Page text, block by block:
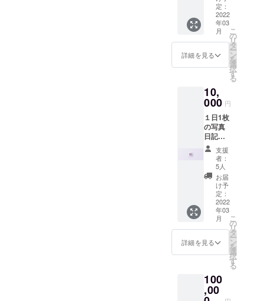
広告を
掲載致
しま
す。 メ
イン
ユー
ザーは
リーチ
の難し
い層の
方向け
に広告
が出せ
ます。
インプ
レッ
ション
回数、
もしく
はク
リック
回数ど
ちらか
到達ま
（CPM
：400
円） 10
定：
2022
年03
月
詳細を見る
こ
の
リ
タ
ー
ン
を
選
択
す
る
10,
000 円
１日1枚
の写真
日記
webア
プリ
「gran
ma」内
でweb
広告を
掲載致
しま
す。 メ
イン
ユー
ザーは
リーチ
の難し
い層の
支援
者：
5人
お届
け予
定：
2022
年03
月
詳細を見る
こ
の
リ
タ
ー
ン
を
選
択
す
る
100
,00